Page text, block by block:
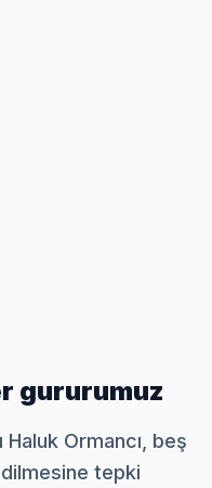
gururumuz
Haluk Ormancı, beş
tepki